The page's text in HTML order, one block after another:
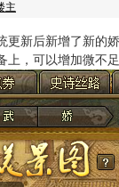
主
更新后新增了新的
上，可以增加微不